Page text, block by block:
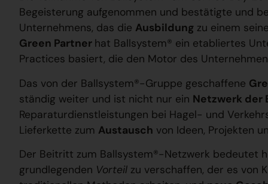
Begeisterung aufgenommen und bestätigte und
Unternehmens, das die Ausbildung zu einem
Green Partner hat Ballsystem® ein etabliertes
Practices basiert, die den Motor des
Das von der Ballsystem®-Gruppe geschaffene
ständig weiter und ist nicht nur ein Netzwerk der
Reparaturdienstleistungen bei Hagel- und
Lieferkette zum Austausch von Ideen, Projekten
Der Beitritt zum Ballsystem®-Netzwerk bedeutet
grundlegenden Vorteil zu verschaffen, der es von